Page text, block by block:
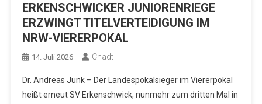
ERKENSCHWICKER JUNIORENRIEGE
ERZWINGT TITELVERTEIDIGUNG IM
NRW-VIERERPOKAL
14. Juli 2026 Chadt
Dr. Andreas Junk – Der Landespokalsieger im Viererpokal
heißt erneut SV Erkenschwick, nunmehr zum dritten Mal in